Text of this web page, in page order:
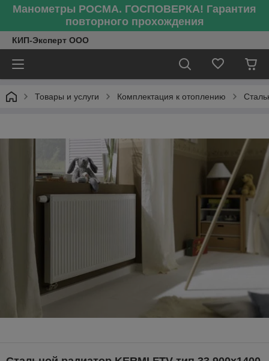
Манометры РОСМА. ГОСПОВЕРКА! Гарантия
повторного прохождения
КИП-Эксперт ООО
Товары и услуги Комплектация к отоплению